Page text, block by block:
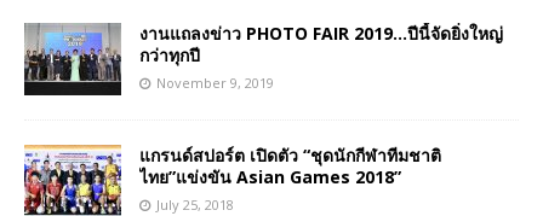
งานแถลงข่าว PHOTO FAIR 2019…ปีนี้จัดยิ่งใหญ่
กว่าทุกปี
November 9, 2019
แกรนด์สปอร์ต เปิดตัว “ชุดนักกีฬาทีมชาติ
ไทย”แข่งขัน Asian Games 2018”
July 25, 2018